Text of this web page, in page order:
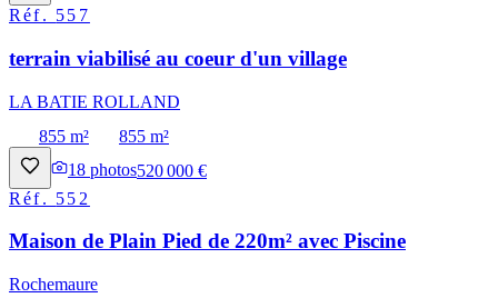
Réf. 557
terrain viabilisé au coeur d'un village
LA BATIE ROLLAND
855 m²
855 m²
18 photos520 000 €
Réf. 552
Maison de Plain Pied de 220m² avec Piscine
Rochemaure